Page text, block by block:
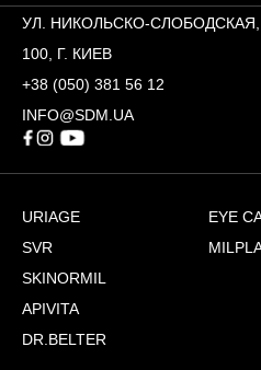
УЛ. НИКОЛЬСКО-СЛОБОДСКАЯ,
100, Г. КИЕВ
+38 (050) 381 56 12
INFO@SDM.UA
URIAGE
SVR
SKINORMIL
APIVITA
DR.BELTER
EYE